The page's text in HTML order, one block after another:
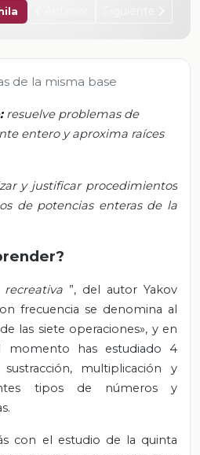
de la misma base
resuelve problemas de
entero y aproxima raíces
y justificar procedimientos
de potencias enteras de la
recreativa ”, del autor Yakov
frecuencia se denomina al
las siete operaciones», y en
momento has estudiado 4
sustracción, multiplicación y
tipos de números y
con el estudio de la quinta